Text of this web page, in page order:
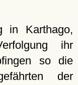
in Karthago,
ihr
so die
der